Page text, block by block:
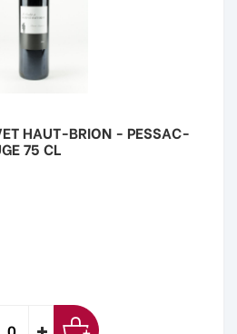
HAUT-BRION - PESSAC-
75 CL